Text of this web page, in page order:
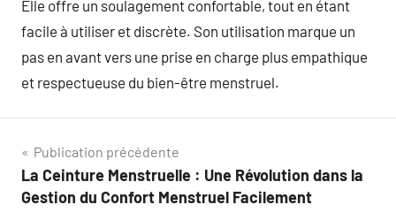
Elle offre un soulagement confortable, tout en étant
facile à utiliser et discrète. Son utilisation marque un
pas en avant vers une prise en charge plus empathique
et respectueuse du bien-être menstruel.
Navigation
de
Publication précédente
La Ceinture Menstruelle : Une Révolution dans la
Gestion du Confort Menstruel Facilement